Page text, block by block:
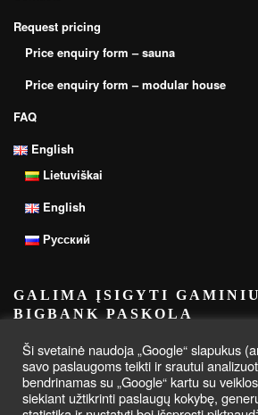
Request pricing
Price enquiry form – sauna
Price enquiry form – modular house
FAQ
English
Lietuviškai
English
Русский
GALIMA ĮSIGYTI
BIGBANK PASKOLA
Ši svetainė naudoja „Google“ slapukus
savo paslaugoms teikti ir srautui
bendrinamas su „Google“ kartu su
siekiant užtikrinti paslaugų kokybę,